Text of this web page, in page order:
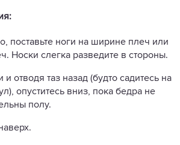
поставьте ноги на ширине плеч или
Носки слегка разведите в стороны.
отводя таз назад (будто садитесь на
опуститесь вниз, пока бедра не
полу.